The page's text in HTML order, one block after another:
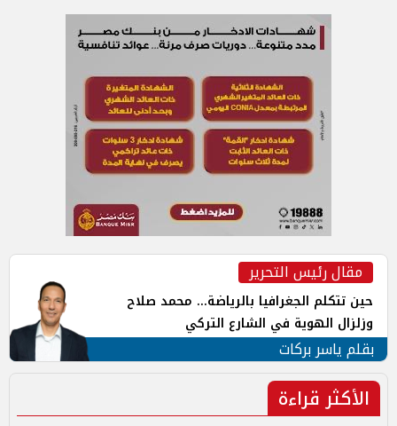
مقال رئيس التحرير
حين تتكلم الجغرافيا بالرياضة... محمد صلاح
وزلزال الهوية في الشارع التركي
بقلم ياسر بركات
الأكثر قراءة